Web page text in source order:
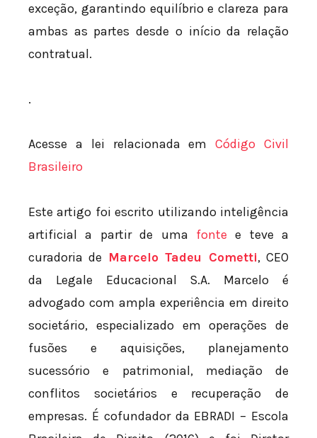
exceção, garantindo equilíbrio e clareza para
ambas as partes desde o início da relação
contratual.
.
Acesse a lei relacionada emCódigo Civil
Brasileiro
Este artigo foi escrito utilizando inteligência
artificial a partir de uma fonte e teve a
curadoria de Marcelo Tadeu Cometti, CEO
da Legale Educacional S.A. Marcelo é
advogado com ampla experiência em direito
societário, especializado em operações de
fusões e aquisições, planejamento
sucessório e patrimonial, mediação de
conflitos societários e recuperação de
empresas. É cofundador da EBRADI – Escola